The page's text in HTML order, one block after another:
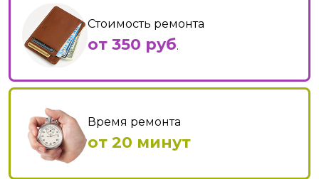
Стоимость ремонта
от 350 руб.
Время ремонта
от 20 минут